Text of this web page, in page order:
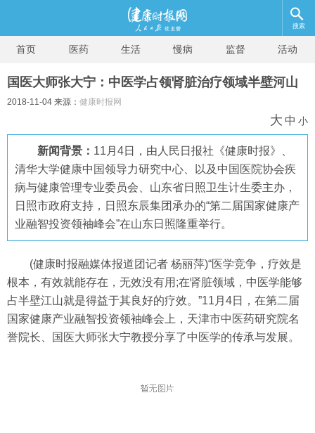
搜索
首页 医药 生活 慢病 监督 活动
国医大师张大宁：中医学占领肾脏治疗领域半壁河山
2018-11-04 来源： 健康时报网
大 中 小
新闻背景： 11月4日，由人民日报社《健康时报》、
清华大学健康中国领导力研究中心、以及中国医院协会疾
病与健康管理专业委员会、山东省日照卫生计生委主办，
日照市政府支持，日照东辰集团承办的“第二届国家健康产
业融智投资领袖峰会”在山东日照隆重举行。
(健康时报融媒体报道团记者 杨丽萍)“医学竞争，疗效是
根本，有效就能存在，无效没有用;在肾脏领域，中医学能够
占半壁江山就是得益于其良好的疗效。”11月4日，在第二届
国家健康产业融智投资领袖峰会上，天津市中医药研究院名
誉院长、国医大师张大宁教授分享了中医学的传承与发展。